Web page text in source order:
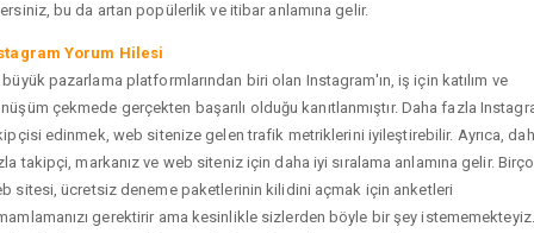
bu da artan popülerlik ve itibar anlamına gelir.
Yorum Hilesi
büyük pazarlama platformlarından biri olan Instagram'ın, iş için katılım ve
çekmede gerçekten başarılı olduğu kanıtlanmıştır. Daha fazla
edinmek, web sitenize gelen trafik metriklerini iyileştirebilir. Ayrıca,
takipçi, markanız ve web siteniz için daha iyi sıralama anlamına gelir.
sitesi, ücretsiz deneme paketlerinin kilidini açmak için anketleri
gerektirir ama kesinlikle sizlerden böyle bir şey istememekteyiz.